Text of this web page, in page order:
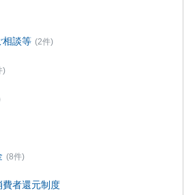
相談等 (2件)
)
(8件)
費者還元制度